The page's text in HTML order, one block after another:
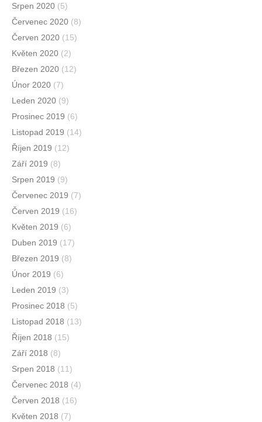
Srpen 2020 (5)
Červenec 2020 (8)
Červen 2020 (15)
Květen 2020 (2)
Březen 2020 (12)
Únor 2020 (7)
Leden 2020 (9)
Prosinec 2019 (6)
Listopad 2019 (14)
Říjen 2019 (12)
Září 2019 (8)
Srpen 2019 (9)
Červenec 2019 (7)
Červen 2019 (16)
Květen 2019 (6)
Duben 2019 (17)
Březen 2019 (8)
Únor 2019 (6)
Leden 2019 (3)
Prosinec 2018 (5)
Listopad 2018 (13)
Říjen 2018 (15)
Září 2018 (8)
Srpen 2018 (11)
Červenec 2018 (4)
Červen 2018 (16)
Květen 2018 (7)